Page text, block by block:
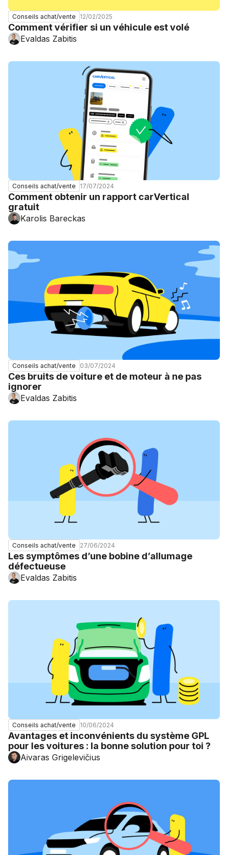
Conseils achat/vente 12/02/2025
Comment vérifier si un véhicule est volé
Evaldas Zabitis
Conseils achat/vente 17/07/2024
Comment obtenir un rapport carVertical
gratuit
Karolis Bareckas
Conseils achat/vente 03/07/2024
Ces bruits de voiture et de moteur à ne pas
ignorer
Evaldas Zabitis
Conseils achat/vente 27/06/2024
Les symptômes d’une bobine d’allumage
défectueuse
Evaldas Zabitis
Conseils achat/vente 10/06/2024
Avantages et inconvénients du système GPL
pour les voitures : la bonne solution pour toi ?
Aivaras Grigelevičius